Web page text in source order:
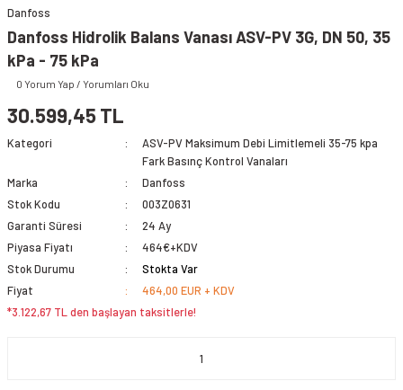
Danfoss
Danfoss Hidrolik Balans Vanası ASV-PV 3G, DN 50, 35
kPa - 75 kPa
0 Yorum Yap / Yorumları Oku
30.599,45 TL
Kategori
ASV-PV Maksimum Debi Limitlemeli 35-75 kpa
Fark Basınç Kontrol Vanaları
Marka
Danfoss
Stok Kodu
003Z0631
Garanti Süresi
24 Ay
Piyasa Fiyatı
464€+KDV
Stok Durumu
Stokta Var
Fiyat
464,00 EUR + KDV
*3.122,67 TL den başlayan taksitlerle!